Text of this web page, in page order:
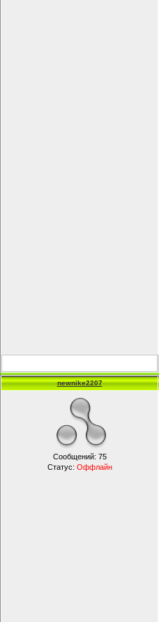
newnike2207
Сообщений: 75
Статус: Оффлайн